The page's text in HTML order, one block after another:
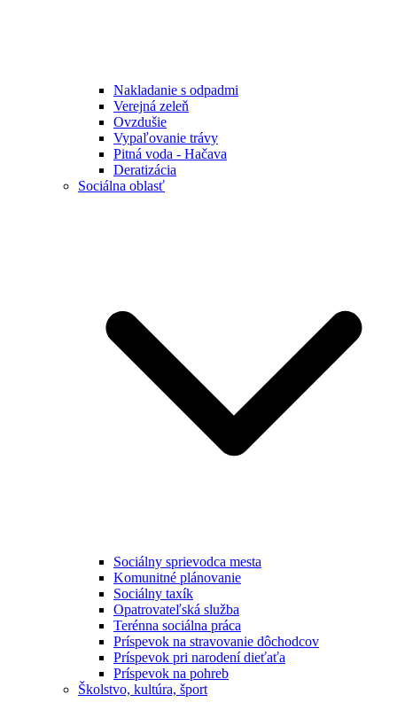
Nakladanie s odpadmi
Verejná zeleň
Ovzdušie
Vypaľovanie trávy
Pitná voda - Hačava
Deratizácia
Sociálna oblasť
Sociálny sprievodca mesta
Komunitné plánovanie
Sociálny taxík
Opatrovateľská služba
Terénna sociálna práca
Príspevok na stravovanie dôchodcov
Príspevok pri narodení dieťaťa
Príspevok na pohreb
Školstvo, kultúra, šport